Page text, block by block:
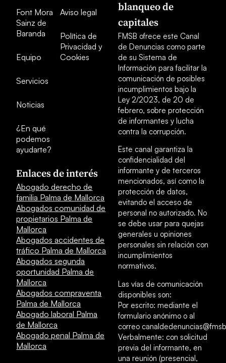
Font Mora
Sainz de
Baranda
Equipo
Servicios
Noticias
¿En qué
podemos
ayudarte?
Aviso legal
Política de
Privacidad y
Cookies
Enlaces de interés
Abogado derecho de
familia Palma de Mallorca
Abogados comunidad de
propietarios Palma de
Mallorca
Abogados accidentes de
tráfico Palma de Mallorca
Abogados segunda
oportunidad Palma de
Mallorca
Abogados compraventa
Palma de Mallorca
Abogado laboral Palma
de Mallorca
Abogado penal Palma de
Mallorca
blanqueo de
capitales
FMSB ofrece este Canal
de Denuncias como parte
de su Sistema de
Información para facilitar la
comunicación de posibles
incumplimientos bajo la
Ley 2/2023, de 20 de
febrero, sobre protección
de informantes y lucha
contra la corrupción.
Este canal garantiza la
confidencialidad del
informante y de terceros
mencionados, así como la
protección de datos,
evitando el acceso de
personal no autorizado. No
se debe usar para quejas
generales u opiniones
personales sin relación con
incumplimientos
normativos.
Las vías de comunicación
disponibles son:
Por escrito: mediante el
formulario anónimo o al
correo
Verbalmente: con solicitud
previa del informante, en
una reunión (presencial,